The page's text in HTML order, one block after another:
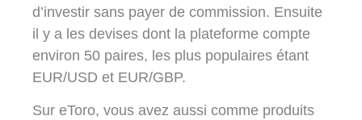
d’investir sans payer de commission. Ensuite
il y a les devises dont la plateforme compte
environ 50 paires, les plus populaires étant
EUR/USD et EUR/GBP.
Sur eToro, vous avez aussi comme produits